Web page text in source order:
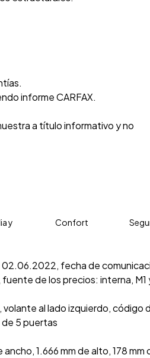
informe CARFAX.
a título informativo y no
02.06.2022, fecha de
de los precios: interna, M1
al lado izquierdo, código
5 puertas
1.666 mm de alto, 178 mm
y Confort